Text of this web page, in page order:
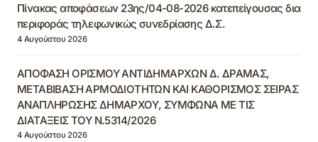
Πίνακας αποφάσεων 23ης/04-08-2026 κατεπείγουσας δια
περιφοράς τηλεφωνικώς συνεδρίασης Δ.Σ.
4 Αυγούστου 2026
ΑΠΟΦΑΣΗ ΟΡΙΣΜΟΥ ΑΝΤΙΔΗΜΑΡΧΩΝ Δ. ΔΡΑΜΑΣ,
ΜΕΤΑΒΙΒΑΣΗ ΑΡΜΟΔΙΟΤΗΤΩΝ ΚΑΙ ΚΑΘΟΡΙΣΜΟΣ ΣΕΙΡΑΣ
ΑΝΑΠΛΗΡΩΣΗΣ ΔΗΜΑΡΧΟΥ, ΣΥΜΦΩΝΑ ΜΕ ΤΙΣ
ΔΙΑΤΑΞΕΙΣ ΤΟΥ Ν.5314/2026
4 Αυγούστου 2026